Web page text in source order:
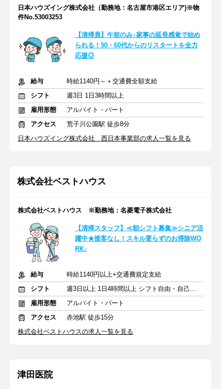
日本ハウズイング株式会社（勤務地：名古屋市港区エリア)※物
件No.53003253
【清掃員】午前のみ♪家事の延長感覚で始め
られる！50・60代からのリスタートを全力
応援◎
給与
時給1140円～＋交通費全額支給
シフト
週3日 1日3時間以上
雇用形態
アルバイト・パート
アクセス
荒子川公園駅 徒歩8分
日本ハウズイング株式会社 西日本事業部の求人一覧を見る
株式会社ベストハウス
株式会社ベストハウス ※勤務地：名菱電子株式会社
【清掃スタッフ】≪朝シフト募集≫シニア活
躍中★接客なし！スキル要らずのお掃除WO
RK♪
給与
時給1140円以上+交通費規定支給
シフト
週3日以上 1日4時間以上 シフト自由・自己申告
雇用形態
アルバイト・パート
アクセス
赤池駅 徒歩15分
株式会社ベストハウスの求人一覧を見る
津田医院